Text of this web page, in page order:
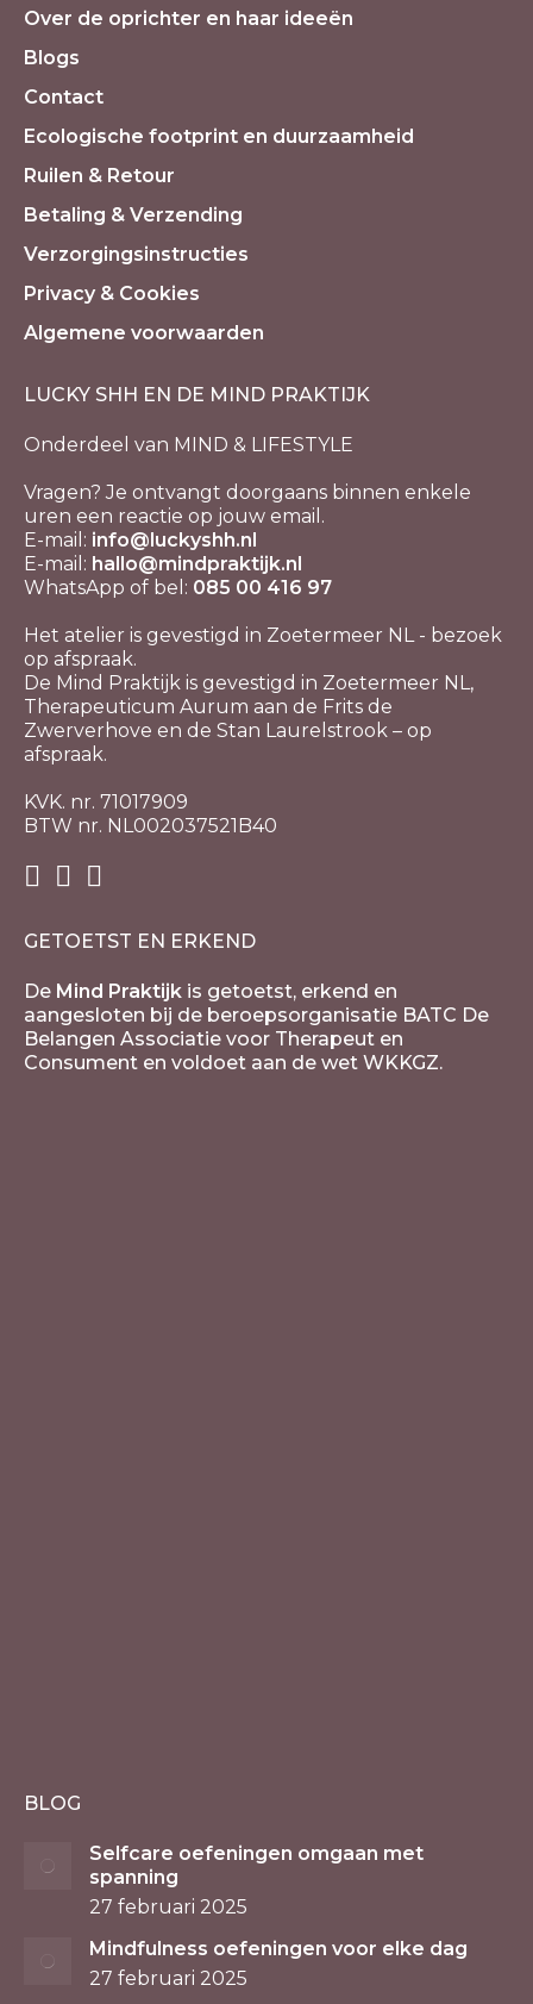
Over de oprichter en haar ideeën
Blogs
Contact
Ecologische footprint en duurzaamheid
Ruilen & Retour
Betaling & Verzending
Verzorgingsinstructies
Privacy & Cookies
Algemene voorwaarden
LUCKY SHH EN DE MIND PRAKTIJK
Onderdeel van MIND & LIFESTYLE
Vragen? Je ontvangt doorgaans binnen enkele
uren een reactie op jouw email.
E-mail: info@luckyshh.nl
E-mail: hallo@mindpraktijk.nl
WhatsApp of bel: 085 00 416 97
Het atelier is gevestigd in Zoetermeer NL - bezoek
op afspraak.
De Mind Praktijk is gevestigd in Zoetermeer NL,
Therapeuticum Aurum aan de Frits de
Zwerverhove en de Stan Laurelstrook – op
afspraak.
KVK. nr. 71017909
BTW nr. NL002037521B40
GETOETST EN ERKEND
De Mind Praktijk is getoetst, erkend en
aangesloten bij de beroepsorganisatie BATC De
Belangen Associatie voor Therapeut en
Consument en voldoet aan de wet WKKGZ.
BLOG
Selfcare oefeningen omgaan met
spanning
27 februari 2025
Mindfulness oefeningen voor elke dag
27 februari 2025